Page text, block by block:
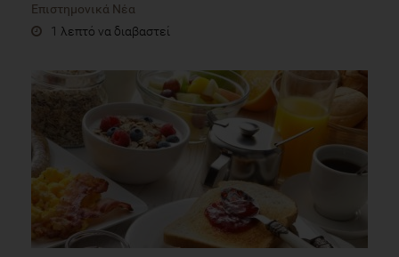
Επιστημονικά Νέα
1 λεπτό να διαβαστεί